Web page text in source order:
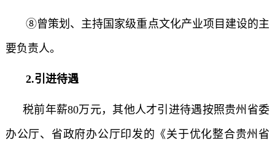
⑧曾策划、主持国家级重点文化产业项目建设的主
要负责人。
2.引进待遇
税前年薪80万元，其他人才引进待遇按照贵州省委
办公厅、省政府办公厅印发的《关于优化整合贵州省